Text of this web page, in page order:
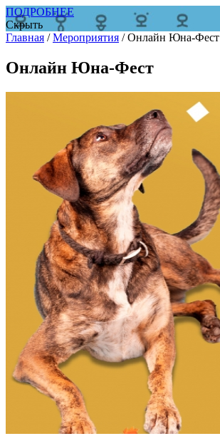
ПОДРОБНЕЕ
Скрыть
Главная / Мероприятия / Онлайн Юна-Фест
Онлайн Юна-Фест